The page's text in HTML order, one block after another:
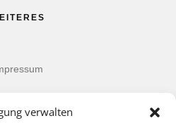
verwalten